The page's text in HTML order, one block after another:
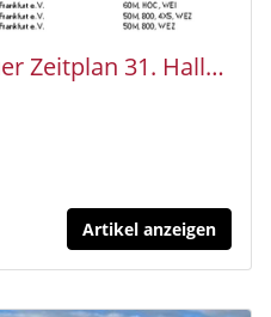
Teilnehmer und Neuer Zeitplan 31. Hallensportfest
Artikel anzeigen